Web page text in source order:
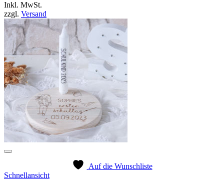
Inkl. MwSt.
zzgl. Versand
Auf die Wunschliste
Schnellansicht